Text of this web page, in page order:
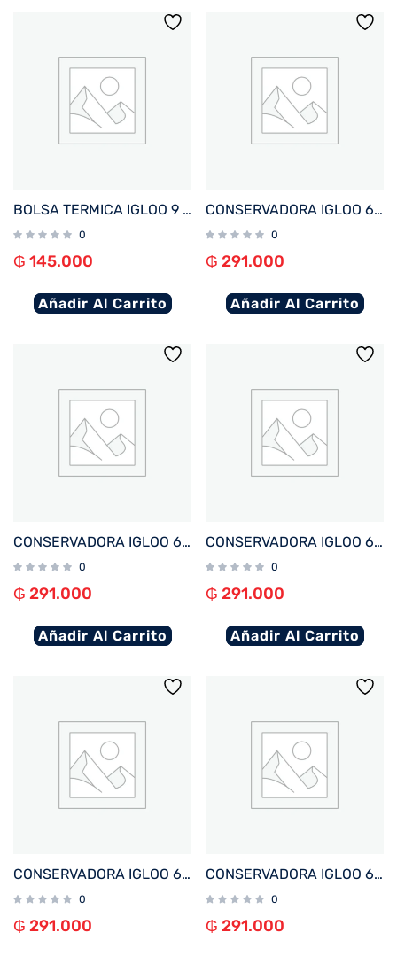
BOLSA TERMICA IGLOO 9 LATAS VERTICAL LUNCH RETRO LILA 63082
0
₲ 145.000
Añadir Al Carrito
CONSERVADORA IGLOO 6 LITROS RETRO LITTLE PLAYMATE LILA 32981
0
₲ 291.000
Añadir Al Carrito
CONSERVADORA IGLOO 6 LITROS RETRO LITTLE PLAYMATE NEGRO 32714
0
₲ 291.000
Añadir Al Carrito
CONSERVADORA IGLOO 6 LITROS RETRO LITTLE PLAYMATE ROJO 27226
0
₲ 291.000
Añadir Al Carrito
CONSERVADORA IGLOO 6 LITROS RETRO LITTLE PLAYMATE JADE 32708
0
₲ 291.000
CONSERVADORA IGLOO 6 LITROS RETRO LITTLE PLAYMATE ROSA 32709
0
₲ 291.000